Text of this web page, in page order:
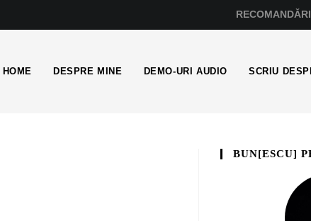
RECOMANDĂRI
HOME DESPRE MINE DEMO-URI AUDIO SCRIU
BUN[ESCU]